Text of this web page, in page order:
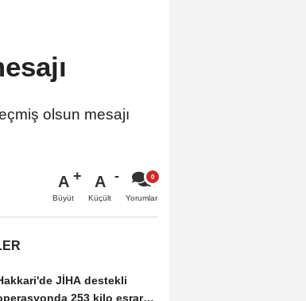
olsun mesajı
A
Büyüt
A
Küçült Yorumlar
JİHA destekli
253 kilo esrar